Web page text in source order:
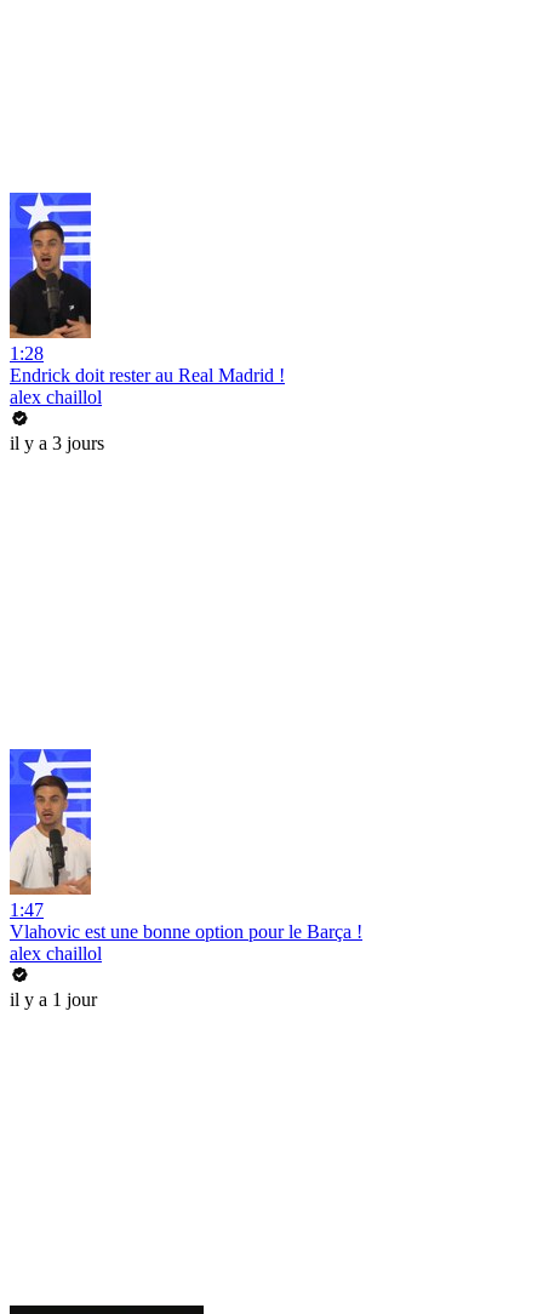
1:28
Endrick doit rester au Real Madrid !
alex chaillol
il y a 3 jours
1:47
Vlahovic est une bonne option pour le Barça !
alex chaillol
il y a 1 jour